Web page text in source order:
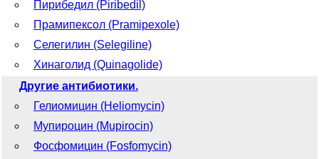
Пирибедил (Piribedil)
Прамипексол (Pramipexole)
Селегилин (Selegiline)
Хинаголид (Quinagolide)
Другие антибиотики.
Гелиомицин (Heliomycin)
Мупироцин (Mupirocin)
Фосфомицин (Fosfomycin)